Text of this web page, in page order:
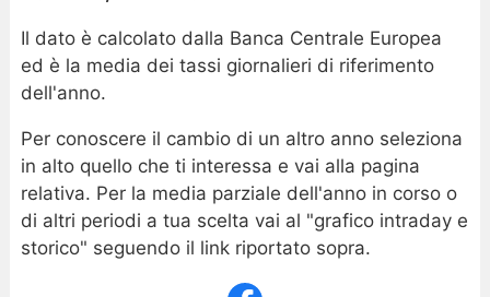
Il dato è calcolato dalla Banca Centrale Europea
ed è la media dei tassi giornalieri di riferimento
dell'anno.
Per conoscere il cambio di un altro anno seleziona
in alto quello che ti interessa e vai alla pagina
relativa. Per la media parziale dell'anno in corso o
di altri periodi a tua scelta vai al "grafico intraday e
storico" seguendo il link riportato sopra.